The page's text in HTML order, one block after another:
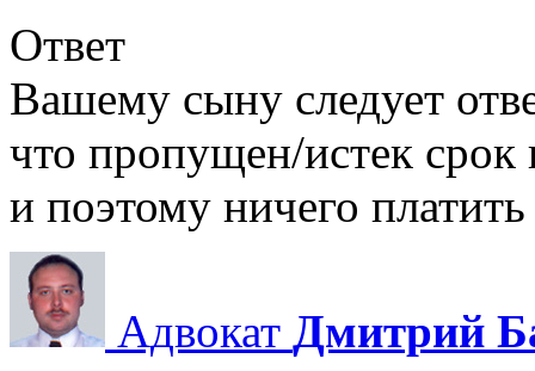
Ответ
Вашему сыну следует
что пропущен/истек
и поэтому ничего
Адвокат Дмитрий